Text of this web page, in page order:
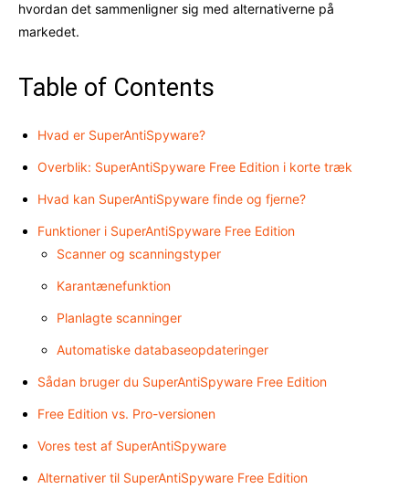
hvordan det sammenligner sig med alternativerne på
markedet.
Table of Contents
Hvad er SuperAntiSpyware?
Overblik: SuperAntiSpyware Free Edition i korte træk
Hvad kan SuperAntiSpyware finde og fjerne?
Funktioner i SuperAntiSpyware Free Edition
Scanner og scanningstyper
Karantænefunktion
Planlagte scanninger
Automatiske databaseopdateringer
Sådan bruger du SuperAntiSpyware Free Edition
Free Edition vs. Pro-versionen
Vores test af SuperAntiSpyware
Alternativer til SuperAntiSpyware Free Edition